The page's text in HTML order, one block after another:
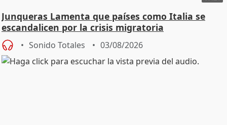
Junqueras Lamenta que países como Italia se
escandalicen por la crisis migratoria
Sonido Totales 03/08/2026